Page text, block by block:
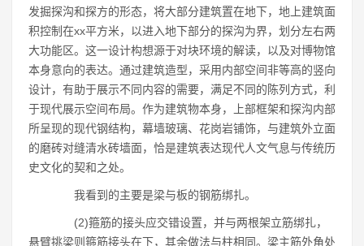
发掘探沟和探方的形态，将大部分建筑置在地下，地上建筑面
积控制在xx平方米，以进入地下部分的探沟为界，划分左右两
大功能区。这一设计构想源于对块环境的解读，以及对博物馆
本身意向的表达。通过建筑造型，采用内部空间非等高的竖向
设计，有助于展示不同内容的需要，满足不同的陈列方式，利
于现代展示空间布局。作为建筑物本身，上部框架和探沟内部
所呈现的现代钢结构，幕墙玻璃、花岗岩铺饰，与建筑外立面
的磨砖对缝清水砖墙面，恰是建筑表达现代人文气息与传统历
史文化的契和之处。
我看到的主要是梁与板的钢筋绑扎。
(2)箍筋的接头应交错设置，并与两根架立筋绑扎，
悬臂挑梁则箍筋接头在下，其余做法与柱相同。梁主筋外角处